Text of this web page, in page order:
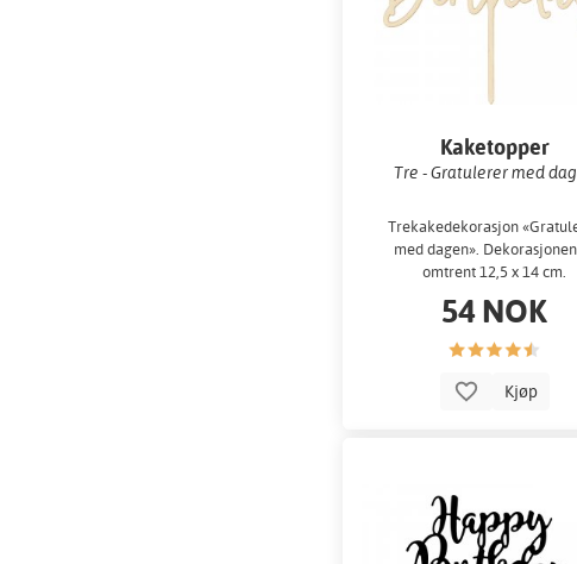
Kaketopper
Tre - Gratulerer med
Trekakedekorasjon
med dagen».
omtrent 12,5 x 14 cm.
54 NOK
Kjøp